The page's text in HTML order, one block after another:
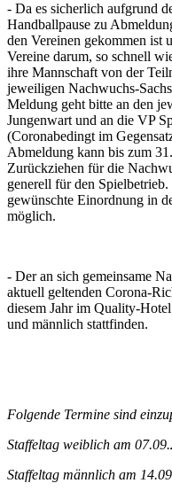
- Da es sicherlich aufgrund
Handballpause zu
den Vereinen gekommen ist
Vereine darum, so schnell
ihre Mannschaft von der
jeweiligen Nachwuchs-
Meldung geht bitte an den
Jungenwart und an die VP
(Coronabedingt im
Abmeldung kann bis zum
Zurückziehen für die
generell für den
gewünschte Einordnung in
möglich.
- Der an sich gemeinsame
aktuell geltenden Corona-
diesem Jahr im Quality-
und männlich stattfinden.
Folgende Termine sind
Staffeltag weiblich am
Staffeltag männlich am